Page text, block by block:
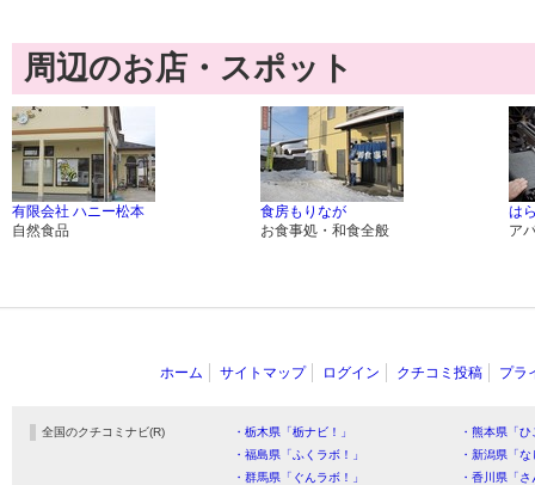
周辺のお店・スポット
有限会社 ハニー松本
自然食品
食房もりなが
お食事処・和食全般
は
ア
ホーム サイトマップ ログイン クチコミ投稿 プラ
全国のクチコミナビ(R) ・栃木県「栃ナビ！」
・熊本県「
・福島県「ふくラボ！」
・新潟県「
・群馬県「ぐんラボ！」
・香川県「